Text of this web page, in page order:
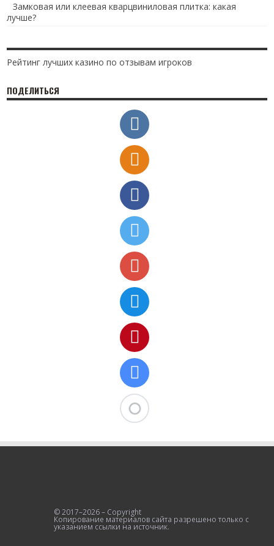
Замковая или клеевая кварцвиниловая плитка: какая
лучше?
Рейтинг лучших казино по отзывам игроков
ПОДЕЛИТЬСЯ
© 2017–2026 – Copyright
Копирование материалов сайта разрешено только с
указанием ссылки на источник.